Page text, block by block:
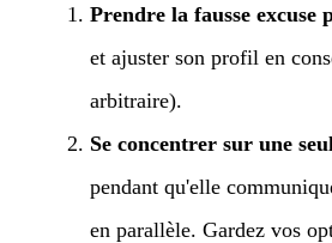
Prendre la fausse excuse
et ajuster son profil en
arbitraire).
Se concentrer sur une
pendant qu'elle
en parallèle. Gardez vos